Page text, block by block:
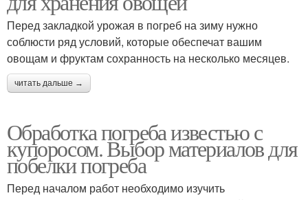
Перед закладкой урожая в погреб на зиму нужно
соблюсти ряд условий, которые обеспечат вашим
овощам и фруктам сохранность на несколько месяцев.
читать дальше →
Обработка погреба известью с
купоросом. Выбор материалов для
побелки погреба
Перед началом работ необходимо изучить